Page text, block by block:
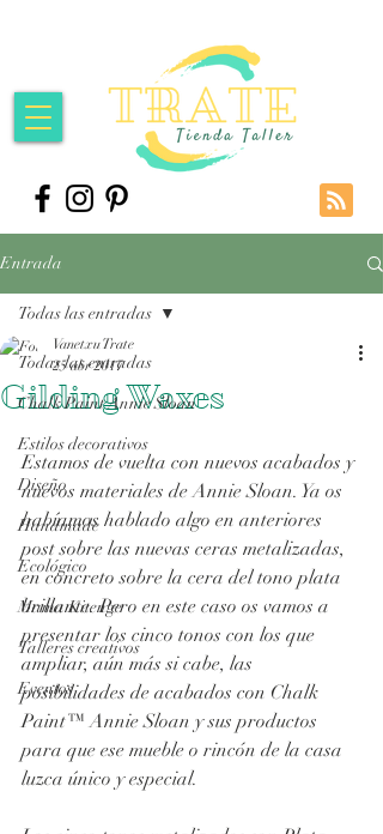
Entrada
Todas las entradas
Chalk Paint Annie Sloan
Estilos decorativos
Diseño
Handmade
Ecológico
Mama Kitenge
Talleres creativos
Eventos
Todas las entradas
Gilding Waxes
Vanetxu Trate
25 abr 2017
Estamos de vuelta con nuevos acabados y
nuevos materiales de Annie Sloan. Ya os
habíamos hablado algo en anteriores
post sobre las nuevas ceras metalizadas,
en concreto sobre la cera del tono plata
brillante. Pero en este caso os vamos a
presentar los cinco tonos con los que
ampliar, aún más si cabe, las
posibilidades de acabados con Chalk
Paint™ Annie Sloan y sus productos
para que ese mueble o rincón de la casa
luzca único y especial.